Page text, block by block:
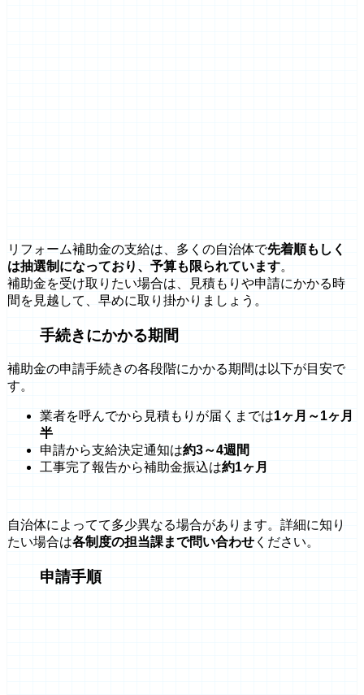
リフォーム補助金の支給は、多くの自治体で先着順もしく
は抽選制になっており、予算も限られています。
補助金を受け取りたい場合は、見積もりや申請にかかる時
間を見越して、早めに取り掛かりましょう。
手続きにかかる期間
補助金の申請手続きの各段階にかかる期間は以下が目安で
す。
業者を呼んでから見積もりが届くまでは1ヶ月～1ヶ月
半
申請から支給決定通知は約3～4週間
工事完了報告から補助金振込は約1ヶ月
自治体によってて多少異なる場合があります。詳細に知り
たい場合は各制度の担当課まで問い合わせ ください。
申請手順